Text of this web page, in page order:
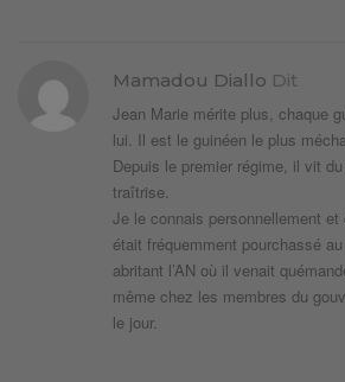
Mamadou Diallo Dit
Jean Marie mérite plus, chaque
lui. Il est le guinéen le plus
Depuis le premier régime, il vit
traîtrise.
Je le connais personnellement et
était fréquemment pourchassé
abritant l’AN où il venait
même chez les membres du
le jour.